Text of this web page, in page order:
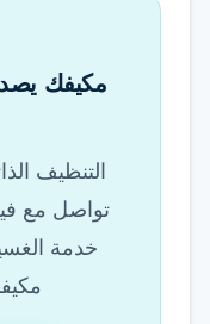
مكيفك
التنظيف
تواصل مع
خدمة